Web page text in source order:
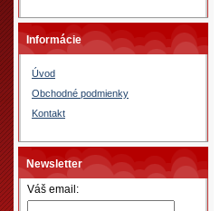
Informácie
Úvod
Obchodné podmienky
Kontakt
Newsletter
Váš email: